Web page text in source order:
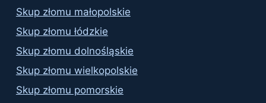
Skup złomu małopolskie
Skup złomu łódzkie
Skup złomu dolnośląskie
Skup złomu wielkopolskie
Skup złomu pomorskie